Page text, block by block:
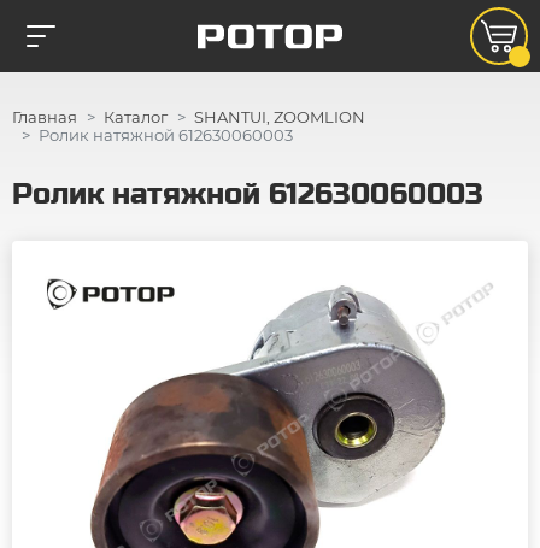
Главная Каталог
SHANTUI, ZOOMLION
Ролик натяжной 612630060003
Ролик натяжной 612630060003